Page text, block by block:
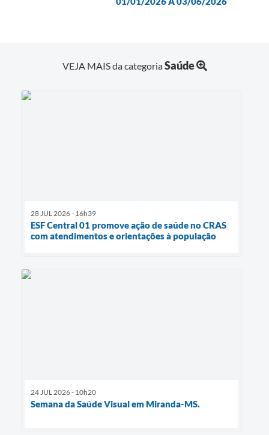
VEJA MAIS da categoriaSaúde
28 JUL 2026 - 16h39
ESF Central 01 promove ação de saúde no CRAS
com atendimentos e orientações à população
24 JUL 2026 - 10h20
Semana da Saúde Visual em Miranda-MS.